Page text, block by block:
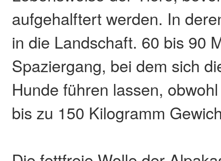
aufgehalftert werden. In
in die Landschaft. 60 bis 90
Spaziergang, bei dem sich
Hunde führen lassen,
bis zu 150 Kilogramm